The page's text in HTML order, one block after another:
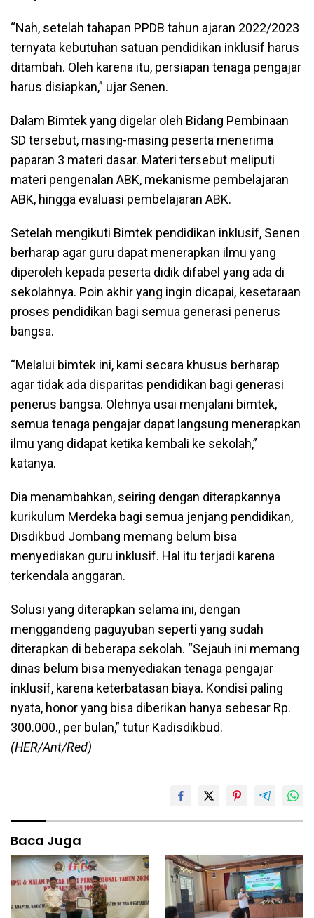
“Nah, setelah tahapan PPDB tahun ajaran 2022/2023
ternyata kebutuhan satuan pendidikan inklusif harus
ditambah. Oleh karena itu, persiapan tenaga pengajar
harus disiapkan,” ujar Senen.
Dalam Bimtek yang digelar oleh Bidang Pembinaan
SD tersebut, masing-masing peserta menerima
paparan 3 materi dasar. Materi tersebut meliputi
materi pengenalan ABK, mekanisme pembelajaran
ABK, hingga evaluasi pembelajaran ABK.
Setelah mengikuti Bimtek pendidikan inklusif, Senen
berharap agar guru dapat menerapkan ilmu yang
diperoleh kepada peserta didik difabel yang ada di
sekolahnya. Poin akhir yang ingin dicapai, kesetaraan
proses pendidikan bagi semua generasi penerus
bangsa.
“Melalui bimtek ini, kami secara khusus berharap
agar tidak ada disparitas pendidikan bagi generasi
penerus bangsa. Olehnya usai menjalani bimtek,
semua tenaga pengajar dapat langsung menerapkan
ilmu yang didapat ketika kembali ke sekolah,”
katanya.
Dia menambahkan, seiring dengan diterapkannya
kurikulum Merdeka bagi semua jenjang pendidikan,
Disdikbud Jombang memang belum bisa
menyediakan guru inklusif. Hal itu terjadi karena
terkendala anggaran.
Solusi yang diterapkan selama ini, dengan
menggandeng paguyuban seperti yang sudah
diterapkan di beberapa sekolah. “Sejauh ini memang
dinas belum bisa menyediakan tenaga pengajar
inklusif, karena keterbatasan biaya. Kondisi paling
nyata, honor yang bisa diberikan hanya sebesar Rp.
300.000., per bulan,” tutur Kadisdikbud.
(HER/Ant/Red)
Baca Juga